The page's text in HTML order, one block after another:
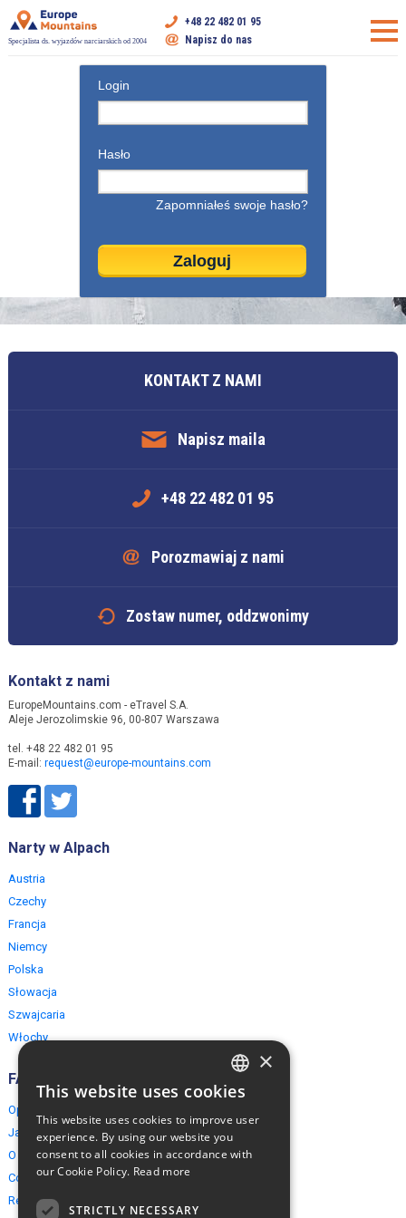
Specjalista ds. wyjazdów narciarskich od 2004
+48 22 482 01 95
Napisz do nas
Login
Hasło
Zapomniałeś swoje hasło?
KONTAKT Z NAMI
Napisz maila
+48 22 482 01 95
Porozmawiaj z nami
Zostaw numer, oddzwonimy
Kontakt z nami
EuropeMountains.com - eTravel S.A.
Aleje Jerozolimskie 96, 00-807 Warszawa
tel. +48 22 482 01 95
E-mail: request@europe-mountains.com
Narty w Alpach
Austria
Czechy
Francja
Niemcy
Polska
Słowacja
Szwajcaria
Włochy
FAQ
Opinie naszych klientów
Jak rezerwować?
O EuropeMountains.com
Cookies, Prywatność, Bezpieczeństwo
Regulamin
ENGLISH
×
This website uses cookies
This website uses cookies to improve user
experience. By using our website you
consent to all cookies in accordance with
our Cookie Policy. Read more
STRICTLY NECESSARY